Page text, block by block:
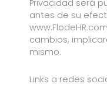
Privacidad será
antes de su
cambios,
mismo.
Links a redes